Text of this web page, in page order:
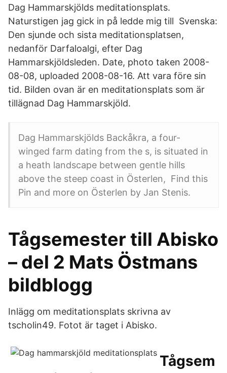
Dag Hammarskjölds meditationsplats.
Naturstigen jag gick in på ledde mig till Svenska:
Den sjunde och sista meditationsplatsen,
nedanför Darfaloalgi, efter Dag
Hammarskjöldsleden. Date, photo taken 2008-
08-08, uploaded 2008-08-16. Att vara före sin
tid. Bilden ovan är en meditationsplats som är
tillägnad Dag Hammarskjöld.
Dag Hammarskjölds Backåkra, a four-
winged farm dating from the s, is situated in
a heath landscape between gentle hills
above the steep coast in Österlen, Find this
Pin and more on Österlen by Jan Stenis.
Tågsemester till Abisko
– del 2 Mats Östmans
bildblogg
Inlägg om meditationsplats skrivna av
tscholin49. Fotot är taget i Abisko.
Tågsem